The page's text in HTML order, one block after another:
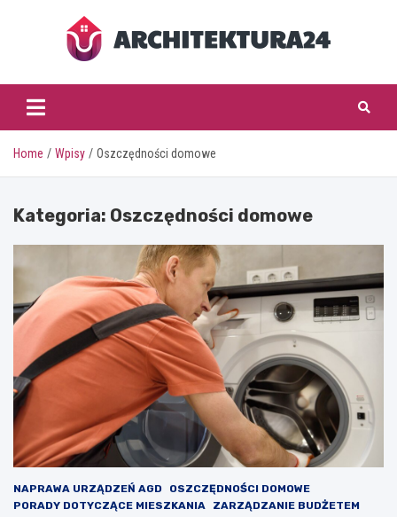
architektura24.pl
Home Wpisy Oszczędności domowe
Kategoria: Oszczędności domowe
NAPRAWA URZĄDZEŃ AGD
OSZCZĘDNOŚCI DOMOWE
PORADY DOTYCZĄCE MIESZKANIA
ZARZĄDZANIE BUDŻETEM